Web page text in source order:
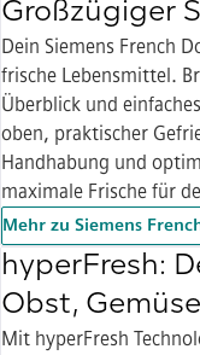
Großzügiger
Dein Siemens French
frische Lebensmittel.
Überblick und
oben, praktischer
Handhabung und
maximale Frische für
Mehr zu Siemens
hyperFresh:
Obst,
Mit hyperFresh